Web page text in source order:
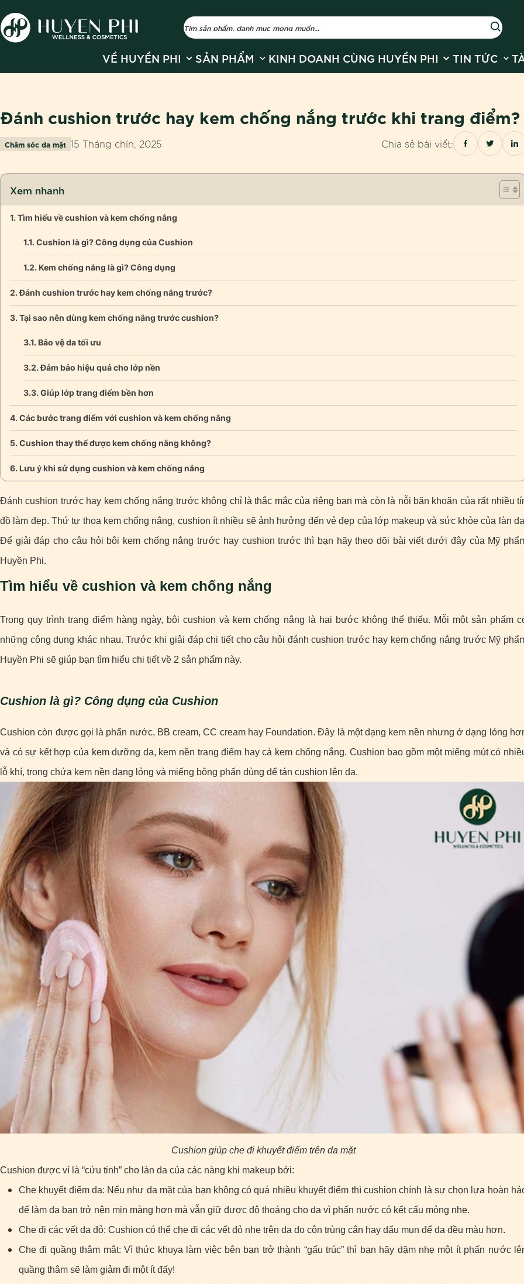
VỀ HUYỀN PHI Show submenu for Về Huyền Phi
SẢN PHẨM Show submenu for Sản phẩm
KINH DOANH CÙNG HUYỀN PHI Show submenu
TIN TỨC
Đánh cushion trước hay kem chống nắng trước khi trang điểm?
Chăm sóc da mặt 15 Tháng chín, 2025 Chia sẻ bài viết:
Xem nhanh
Tìm hiểu về cushion và kem chống nắng
Cushion là gì? Công dụng của Cushion
Kem chống nắng là gì? Công dụng
Đánh cushion trước hay kem chống nắng trước?
Tại sao nên dùng kem chống nắng trước cushion?
Bảo vệ da tối ưu
Đảm bảo hiệu quả cho lớp nền
Giúp lớp trang điểm bền hơn
Các bước trang điểm với cushion và kem chống nắng
Cushion thay thế được kem chống nắng không?
Lưu ý khi sử dụng cushion và kem chống nắng
Đánh cushion trước hay kem chống nắng trước không chỉ là thắc mắc của riêng bạn mà còn là nỗi băn khoăn của rất nhiều
đồ làm đẹp. Thứ tự thoa kem chống nắng, cushion ít nhiều sẽ ảnh hưởng đến vẻ đẹp của lớp makeup và sức khỏe của làn
Để giải đáp cho câu hỏi bôi kem chống nắng trước hay cushion trước thì bạn hãy theo dõi bài viết dưới đây của Mỹ
Huyền Phi.
Tìm hiểu về cushion và kem chống nắng
Trong quy trình trang điểm hàng ngày, bôi cushion và kem chống nắng là hai bước không thể thiếu. Mỗi một sản phẩm
những công dụng khác nhau. Trước khi giải đáp chi tiết cho câu hỏi đánh cushion trước hay kem chống nắng trước Mỹ
Huyền Phi sẽ giúp bạn tìm hiểu chi tiết về 2 sản phẩm này.
Cushion là gì? Công dụng của Cushion
Cushion còn được gọi là phấn nước, BB cream, CC cream hay Foundation. Đây là một dạng kem nền nhưng ở dạng lỏng
và có sự kết hợp của kem dưỡng da, kem nền trang điểm hay cả kem chống nắng. Cushion bao gồm một miếng mút có
lỗ khí, trong chứa kem nền dạng lỏng và miếng bông phấn dùng để tán cushion lên da.
Cushion giúp che đi khuyết điểm trên da mặt
Cushion được ví là “cứu tinh” cho làn da của các nàng khi makeup bởi:
Che khuyết điểm da: Nếu như da mặt của bạn không có quá nhiều khuyết điểm thì cushion chính là sự chọn lựa hoàn
để làm da bạn trở nên mịn màng hơn mà vẫn giữ được độ thoáng cho da vì phấn nước có kết cấu mỏng nhẹ.
Che đi các vết da đỏ: Cushion có thể che đi các vết đỏ nhẹ trên da do côn trùng cắn hay dấu mụn để da đều màu hơn.
Che đi quầng thâm mắt: Vì thức khuya làm việc bên bạn trở thành “gấu trúc” thì bạn hãy dặm nhẹ một ít phấn nước
quầng thâm sẽ làm giảm đi một ít đấy!